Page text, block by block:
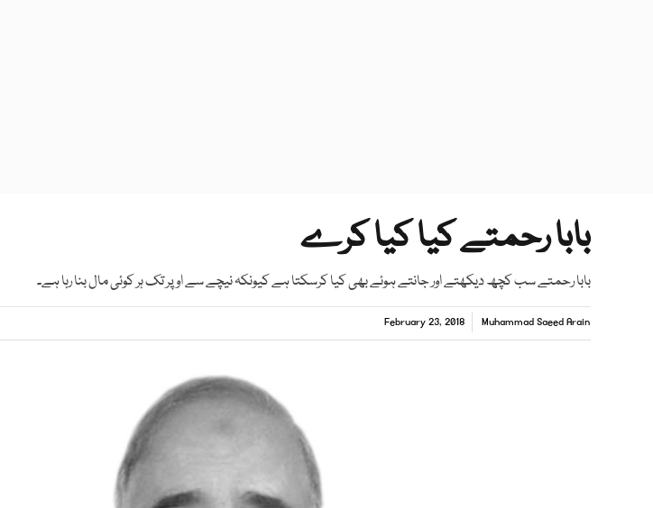
بابا رحمتے کیا کیا کرے
بابا رحمتے سب کچھ دیکھتے اور جانتے ہوئے بھی کیا کرسکتا ہے کیونکہ نیچے سے اوپر تک ہر کوئی مال بنا رہا ہے۔
Muhammad Saeed Arain
February 23, 2018